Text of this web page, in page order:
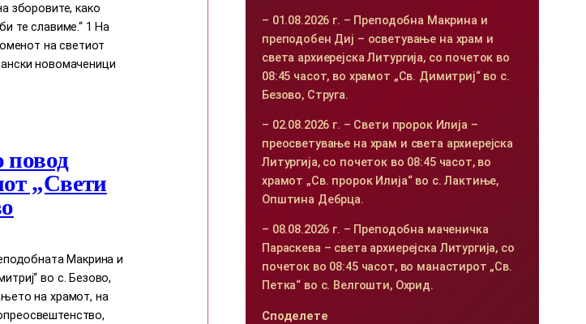
зборовите, како
те славиме.“ 1 На
на светиот
новомаченици
повод
„Свети
Макрина и
во с. Безово,
на храмот, на
– 01.08.2026 г. – Преподобна Макрина и
преподобен Диј – осветување на храм и
света архиерејска Литургија, со почеток во
08:45 часот, во храмот „Св. Димитриј“ во с.
Безово, Струга.
– 02.08.2026 г. – Свети пророк Илија –
преосветување на храм и света архиерејска
Литургија, со почеток во 08:45 часот, во
храмот „Св. пророк Илија“ во с. Лактиње,
Општина Дебрца.
– 08.08.2026 г. – Преподобна маченичка
Параскева – света архиерејска Литургија, со
почеток во 08:45 часот, во манастирот „Св.
Петка“ во с. Велгошти, Охрид.
Споделете